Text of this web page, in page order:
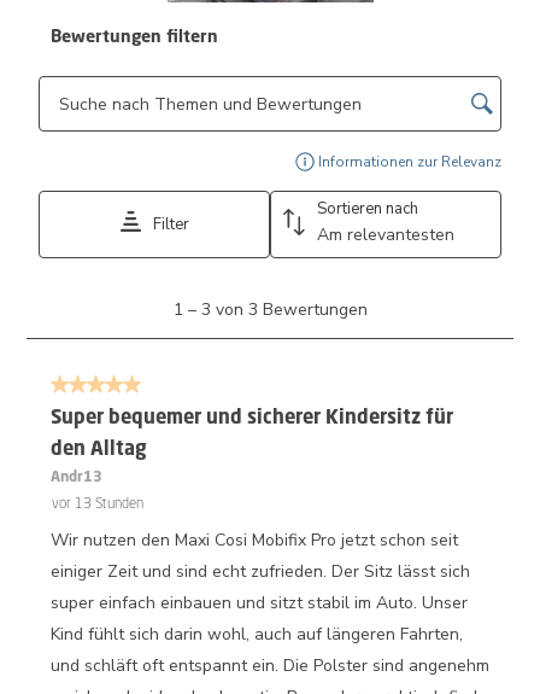
Bewertungen filtern
Themen und Bewertungen durchsuchen Suche nach Region
Informationen zur Relevanz
Filter
Sortieren nach
Am relevantesten
3
Bewertungen.
1 – 3 von 3 Bewertungen
5 von 5 Sternen.
Super bequemer und sicherer Kindersitz für
den Alltag
Andr13
vor 13 Stunden
Wir nutzen den Maxi Cosi Mobifix Pro jetzt schon seit
einiger Zeit und sind echt zufrieden. Der Sitz lässt sich
super einfach einbauen und sitzt stabil im Auto. Unser
Kind fühlt sich darin wohl, auch auf längeren Fahrten,
und schläft oft entspannt ein. Die Polster sind angenehm